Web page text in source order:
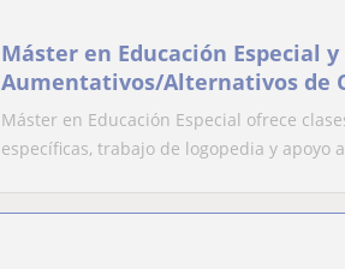
Máster en Educación Especial
Aumentativos/Alternativos de
Máster en Educación Especial ofrece
específicas, trabajo de logopedia y apoyo